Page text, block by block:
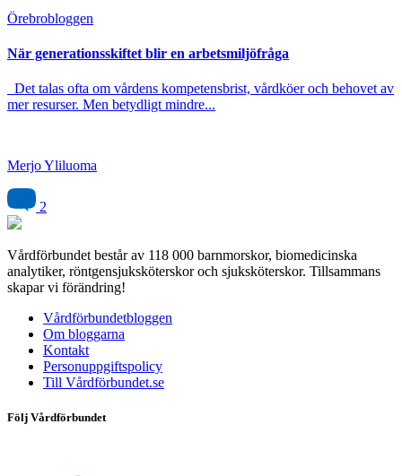
Örebro­bloggen
När generationsskiftet blir en arbetsmiljöfråga
Det talas ofta om vårdens kompetensbrist, vårdköer och behovet av
mer resurser. Men betydligt mindre...
Merjo Yliluoma
2
Vårdförbundet består av 118 000 barnmorskor, biomedicinska
analytiker, röntgensjuksköterskor och sjuksköterskor. Tillsammans
skapar vi förändring!
Vårdförbundetbloggen
Om bloggarna
Kontakt
Personuppgiftspolicy
Till Vårdförbundet.se
Följ Vårdförbundet